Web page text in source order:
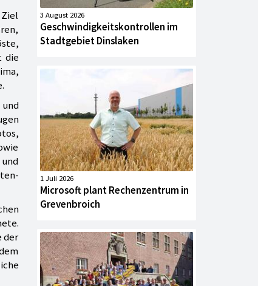
die
der
3 August 2026
Geschwindigkeitskontrollen im
Stadtgebiet Dinslaken
1 Juli 2026
Microsoft plant Rechenzentrum in
Grevenbroich